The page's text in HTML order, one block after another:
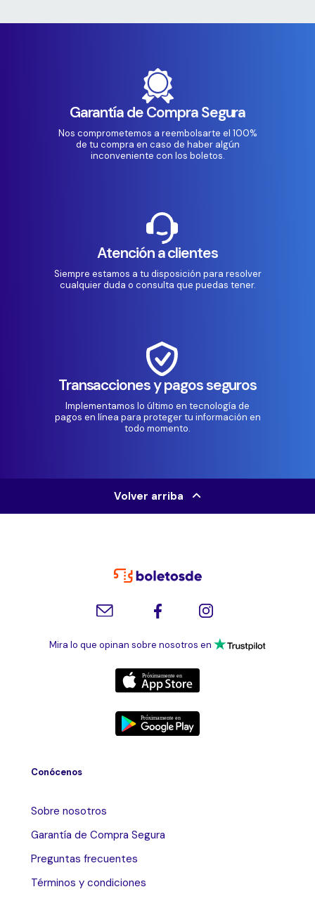
Garantía de Compra Segura
Nos comprometemos a reembolsarte el 100%
de tu compra en caso de haber algún
inconveniente con los boletos.
Atención a clientes
Siempre estamos a tu disposición para resolver
cualquier duda o consulta que puedas tener.
Transacciones y pagos seguros
Implementamos lo último en tecnología de
pagos en línea para proteger tu información en
todo momento.
Volver arriba
Mira lo que opinan sobre nosotros en
Conócenos
Sobre nosotros
Garantía de Compra Segura
Preguntas frecuentes
Términos y condiciones